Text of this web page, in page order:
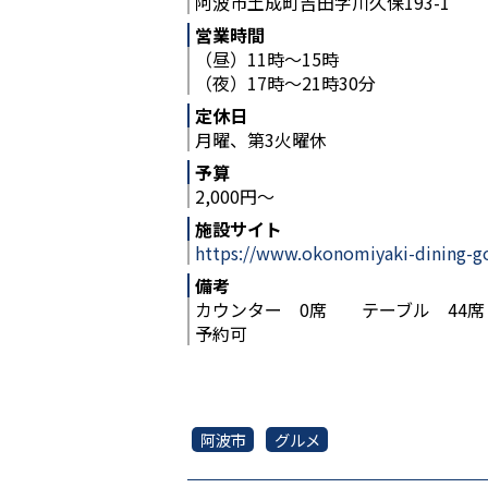
営業時間
（昼）11時～15時
（夜）17時～21時30分
定休日
月曜、第3火曜休
予算
2,000円～
施設サイト
https://www.okonomiyaki-dining-
備考
カウンター 0席 テーブル 44席
予約可
阿波市 グルメ